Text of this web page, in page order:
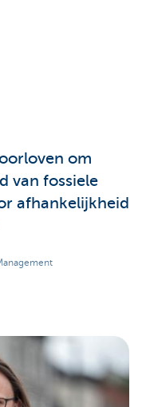
om
van fossiele
afhankelijkheid